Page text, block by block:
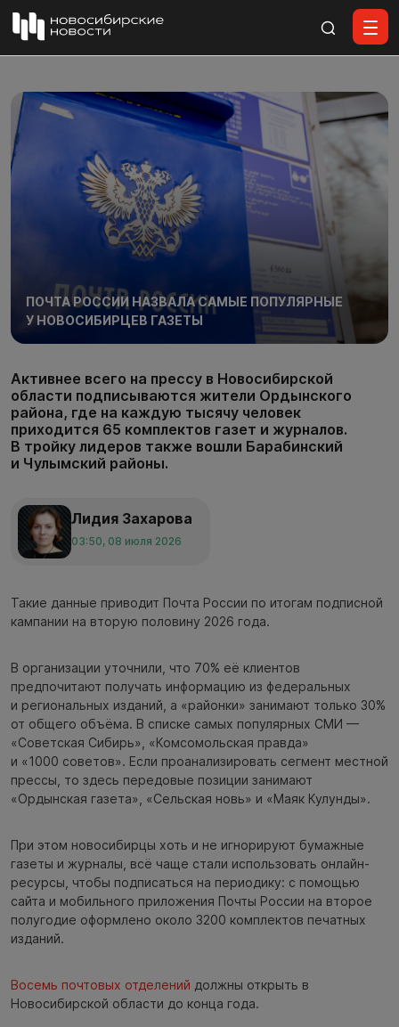
ПОЧТА РОССИИ НАЗВАЛА САМЫЕ ПОПУЛЯРНЫЕ
У НОВОСИБИРЦЕВ ГАЗЕТЫ
Активнее всего на прессу в Новосибирской
области подписываются жители Ордынского
района, где на каждую тысячу человек
приходится 65 комплектов газет и журналов.
В тройку лидеров также вошли Барабинский
и Чулымский районы.
Лидия Захарова
03:50, 08 июля 2026
Такие данные приводит Почта России по итогам подписной
кампании на вторую половину 2026 года.
В организации уточнили, что 70% её клиентов
предпочитают получать информацию из федеральных
и региональных изданий, а «районки» занимают только 30%
от общего объёма. В списке самых популярных СМИ —
«Советская Сибирь», «Комсомольская правда»
и «1000 советов». Если проанализировать сегмент местной
прессы, то здесь передовые позиции занимают
«Ордынская газета», «Сельская новь» и «Маяк Кулунды».
При этом новосибирцы хоть и не игнорируют бумажные
газеты и журналы, всё чаще стали использовать онлайн-
ресурсы, чтобы подписаться на периодику: с помощью
сайта и мобильного приложения Почты России на второе
полугодие оформлено около 3200 комплектов печатных
изданий.
Восемь почтовых отделений должны открыть в
Новосибирской области до конца года.